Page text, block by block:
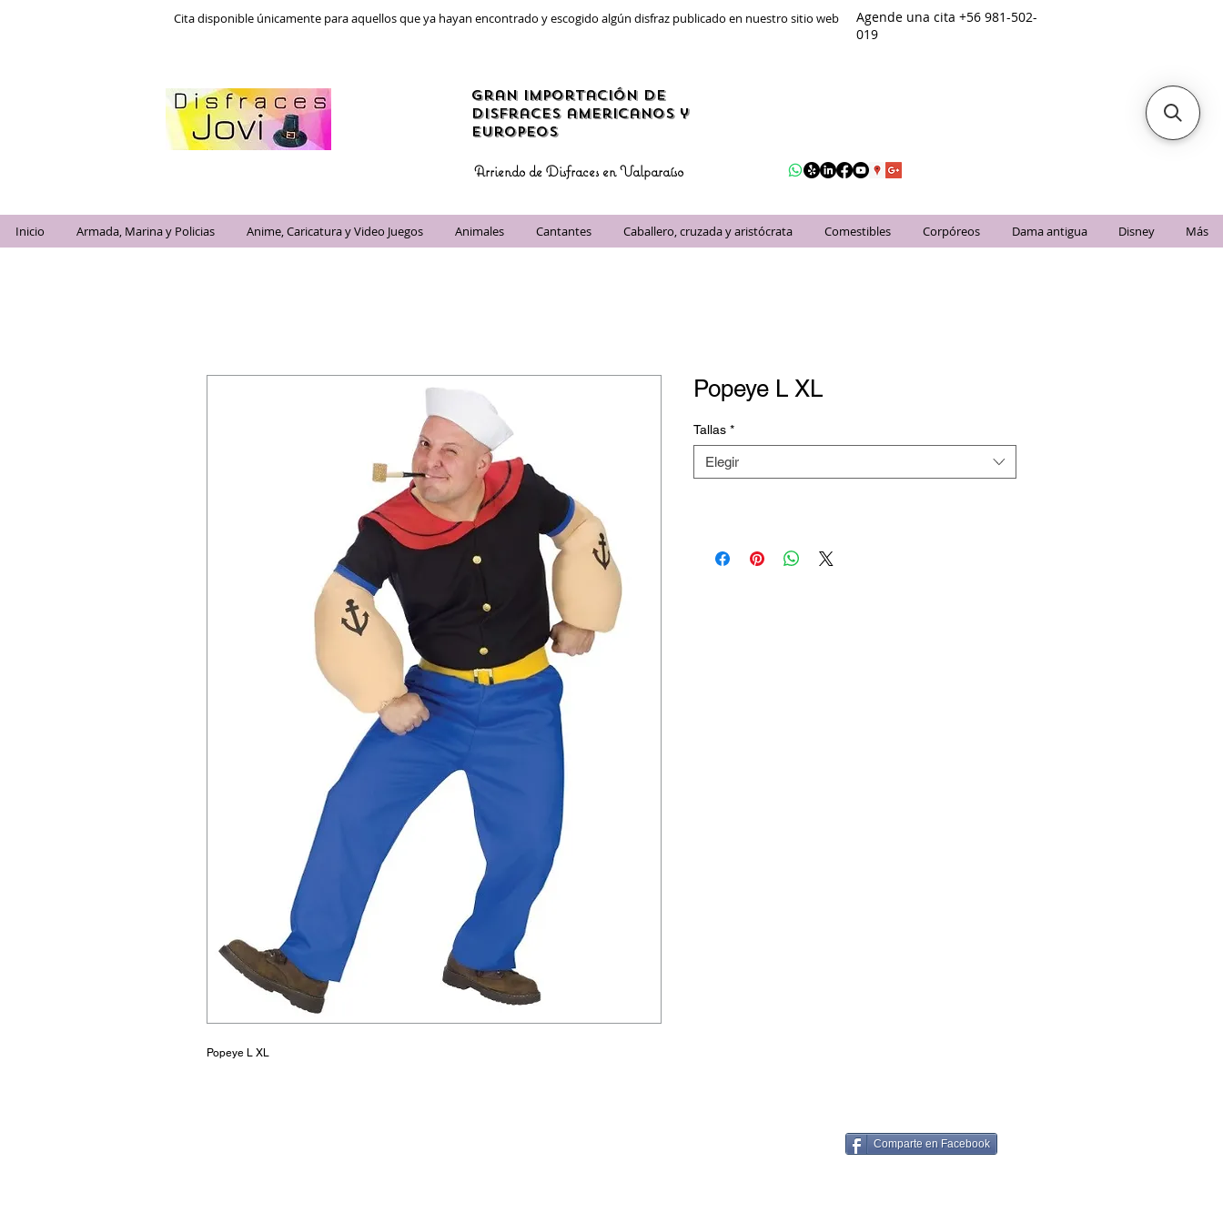
Cita disponible únicamente para aquellos que ya hayan encontrado y escogido algún disfraz publicado en nuestro sitio web
Agende una cita +56 981-502-
019
gran importación de
disfraces americanos y
Europeos
Arriendo de Disfraces en Valparaíso
Inicio Armada, Marina y Policias Anime, Caricatura y Video Juegos Animales Cantantes Caballero, cruzada y aristócrata Comestibles Corpóreos Dama antigua Disney Más
Popeye L XL
Popeye L XL
Tallas *
Elegir
Comparte en Facebook